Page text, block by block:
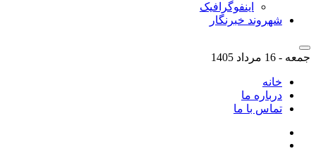
اینفوگرافیک
شهروند خبرنگار
جمعه - 16 مرداد 1405
خانه
درباره ما
تماس با ما